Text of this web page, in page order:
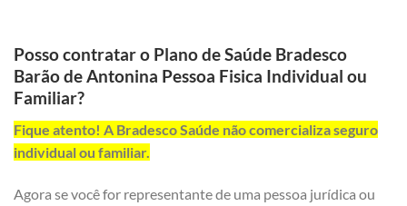
Posso contratar o Plano de Saúde Bradesco
Barão de Antonina Pessoa Fisica Individual ou
Familiar?
Fique atento! A Bradesco Saúde não comercializa seguro
individual ou familiar.
Agora se você for representante de uma pessoa jurídica ou